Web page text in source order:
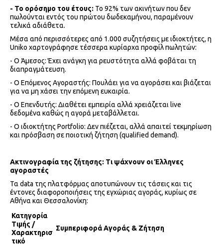
- Το ορόσημο του έτους: Το 92% των ακινήτων που δεν
πωλούνται εντός του πρώτου δωδεκαμήνου, παραμένουν
τελικά αδιάθετα.
Μέσα από περισσότερες από 1.000 συζητήσεις με ιδιοκτήτες, η
Uniko χαρτογράφησε τέσσερα κυρίαρχα προφίλ πωλητών:
- Ο Άμεσος: Έχει ανάγκη για ρευστότητα αλλά φοβάται τη
διαπραγμάτευση.
- Ο Επόμενος Αγοραστής: Πουλάει για να αγοράσει και βιάζεται
για να μη χάσει την επόμενη ευκαιρία.
- Ο Επενδυτής: Διαθέτει εμπειρία αλλά χρειάζεται live
δεδομένα καθώς η αγορά μεταβάλλεται.
- Ο ιδιοκτήτης Portfolio: Δεν πιέζεται, αλλά απαιτεί τεκμηρίωση
και πρόσβαση σε ποιοτική ζήτηση (qualified demand).
Ακτινογραφία της ζήτησης: Τι ψάχνουν οι Έλληνες
αγοραστές
Τα data της πλατφόρμας αποτυπώνουν τις τάσεις και τις
έντονες διαφοροποιήσεις της εγχώριας αγοράς, κυρίως σε
Αθήνα και Θεσσαλονίκη:
Κατηγορία
Τιμής /
Χαρακτηρισ
τικό
Συμπεριφορά Αγοράς & Ζήτηση